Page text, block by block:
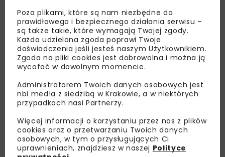
Lubisz wiedzieć więcej?
Zapisz się do newslettera aby otrzymywać od
zaproszenia na wydarzenia, atrakcyjne oferty i
dedykowane akcje specjalne.
Zapoznałam/em się zPolityką Prywatnościi
Poza plikami, które są nam niezbędne do
prawidłowego i bezpiecznego działania serwisu –
są także takie, które wymagają Twojej zgody.
Każda udzielona zgoda poprawi Twoje
doświadczenia jeśli jesteś naszym Użytkownikiem.
Zgoda na pliki cookies jest dobrowolna i można ją
wycofać w dowolnym momencie.
Administratorem Twoich danych osobowych jest
nbi med!a z siedzibą w Krakowie, a w niektórych
przypadkach nasi Partnerzy.
Więcej informacji o korzystaniu przez nas z plików
cookies oraz o przetwarzaniu Twoich danych
osobowych, w tym o przysługujących Ci
uprawnieniach, znajdziesz w naszej Polityce